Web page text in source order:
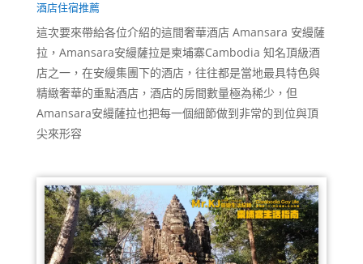
酒店住宿推薦
這次要來帶給各位介紹的這間奢華酒店 Amansara 安縵薩
拉，Amansara安縵薩拉是柬埔寨Cambodia 知名頂級酒
店之一，在安縵集團下的酒店，往往都是當地最具特色與
精緻奢華的重點酒店，酒店的房間數量極為稀少，但
Amansara安縵薩拉也把每一個細節做到非常的到位與頂
尖來形容